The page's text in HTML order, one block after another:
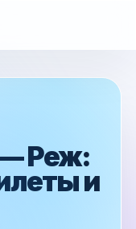
— Реж:
и